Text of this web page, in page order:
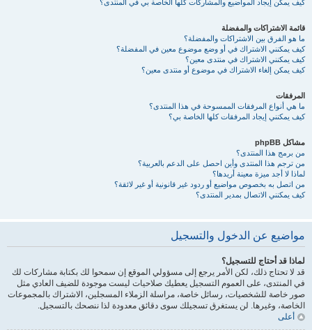
كيف يمكن إيجاد المواضيع والمشاركات كلها الخاصة بي في المنتدى؟
قائمة الاشتراكات والمفضلة
ما هو الفرق بين الاشتراكات والمفضلة؟
كيف يمكنني الاشتراك في أو وضع موضوع معين في المفضلة؟
كيف يمكنني الاشتراك في منتدى معين؟
كيف يمكن إلغاء الاشتراك في موضوع أو منتدى معين؟
المرفقات
ما هي أنواع المرفقات الممسوحة في هذا المنتدى؟
كيف يمكنني إيجاد المرفقات كلها الخاصة بي؟
مشاكل phpBB
من برمج هذا المنتدى؟
من ترجم هذا المنتدى وأين احصل على الدعم بالعربية؟
لماذا لا أجد ميزة معينة أريدها؟
من اتصل به بخصوص مواضيع أو ردود غير قانونية أو غير لائقة؟
كيف يمكنني الاتصال بمدير المنتدى؟
مواضيع عن الدخول والتسجيل
لماذا قد أحتاج للتسجيل؟
قد لا تحتاج ذلك، لكن الأمر يرجع إلى مسؤولي الموقع إن سمحوا لك بكتابة مشاركات لك
في المنتدى، على العموم التسجيل يعطيك صلاحيات ليست موجودة للضيف العادي مثل
صور خاصة للشخصيات، رسائل خاصة، مراسلة الزملاء المسجلين، الاشتراك بالمجموعات
الخاصة، وغيرها. لن يستغرق تسجيلك سوى دقائق معدودة لذا ننصحك بالتسجيل.
أعلى